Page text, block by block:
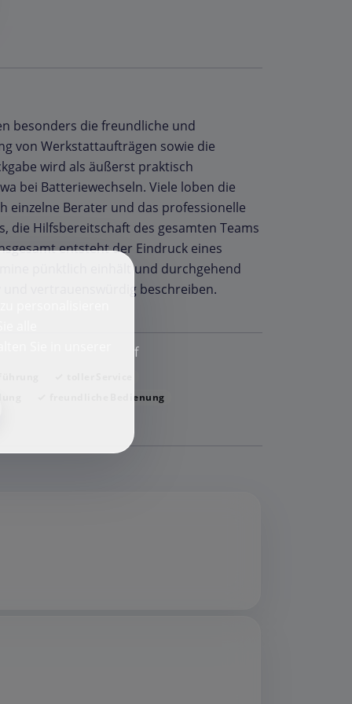
besonders die freundliche und
von Werkstattaufträgen sowie die
wird als äußerst praktisch
bei Batteriewechseln. Viele loben die
einzelne Berater und das professionelle
die Hilfsbereitschaft des gesamten Teams
entsteht der Eindruck eines
pünktlich einhält und durchgehend
und vertrauenswürdig beschreiben.
freundliche Bedienung
Sie in unserer
f